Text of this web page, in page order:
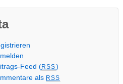
Feed (RSS)
als RSS